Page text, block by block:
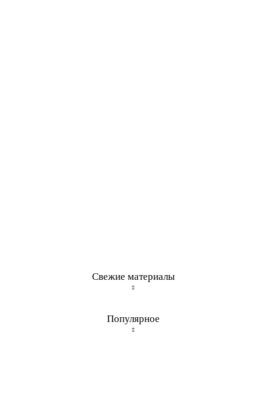
Свежие материалы
Популярное